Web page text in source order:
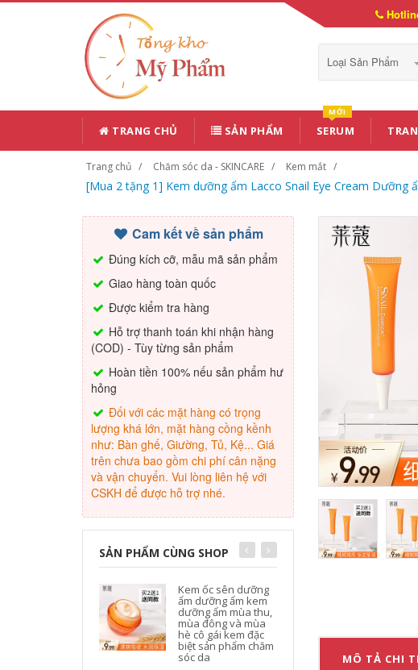
Loại Sản Phẩm
TRANG CHỦ SẢN PHẨM SERUM
MỚI
Trang chủ Chăm sóc da - SKINCARE Kem mắt
[Mua 2 tặng 1] Kem dưỡng ẩm Lacco Snail Eye Cream
Cam kết về sản phẩm
Đúng kích cỡ, mẫu mã sản phẩm
Giao hàng toàn quốc
Được kiểm tra hàng
Hỗ trợ thanh toán khi nhận hàng
(COD) - Tùy từng sản phẩm
Hoàn tiền 100% nếu sản phẩm hư
hỏng
Đối với các mặt hàng có trọng
lượng khá lớn, mặt hàng cồng kềnh
như: Bàn ghế, Giường, Tủ, Kệ... Giá
trên chưa bao gồm chi phí cân nặng
và vận chuyển. Vui lòng liên hệ với
CSKH để được hỗ trợ nhé.
SẢN PHẨM CÙNG SHOP
Kem ốc sên dưỡng
ẩm dưỡng ẩm kem
dưỡng ẩm mùa thu,
mùa đông và mùa
hè cô gái kem đặc
biệt sản phẩm chăm
sóc da
không làm
trang điểm
mẫu bb
MÔ TẢ CHI